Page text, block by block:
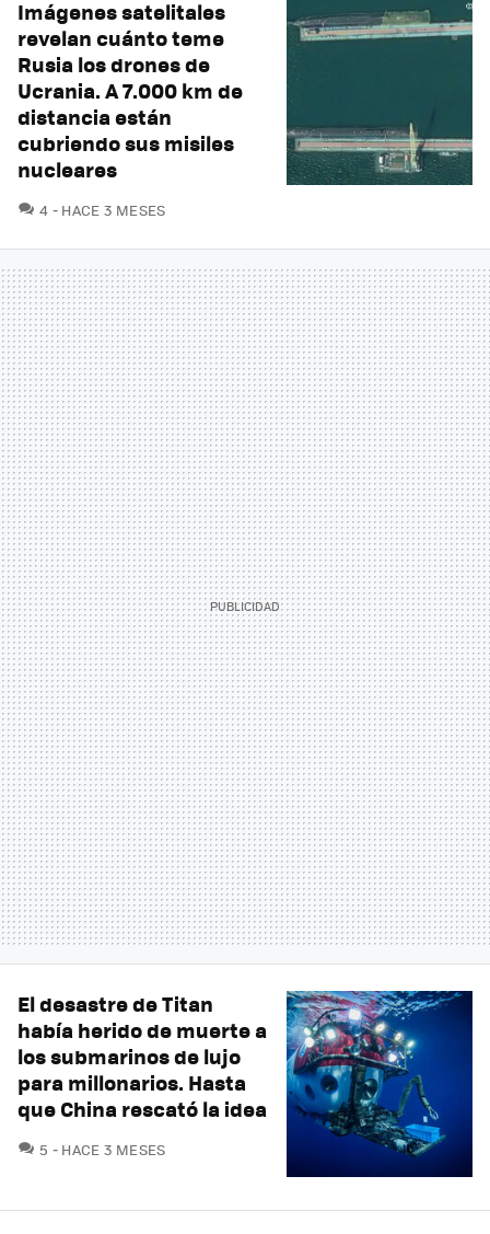
Imágenes satelitales
revelan cuánto teme
Rusia los drones de
Ucrania. A 7.000 km de
distancia están
cubriendo sus misiles
nucleares
4 COMENTARIOS
HACE 3 MESES
El desastre de Titan
había herido de muerte a
los submarinos de lujo
para millonarios. Hasta
que China rescató la idea
5 COMENTARIOS
HACE 3 MESES